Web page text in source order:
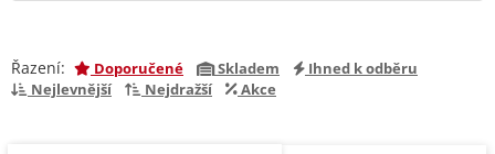
Řazení: Doporučené Skladem
Ihned k odběru
Nejlevnější
Nejdražší Akce